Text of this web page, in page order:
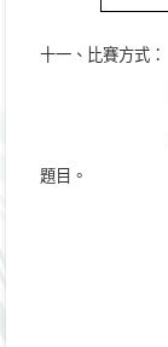
十一、比賽方式：
題目。